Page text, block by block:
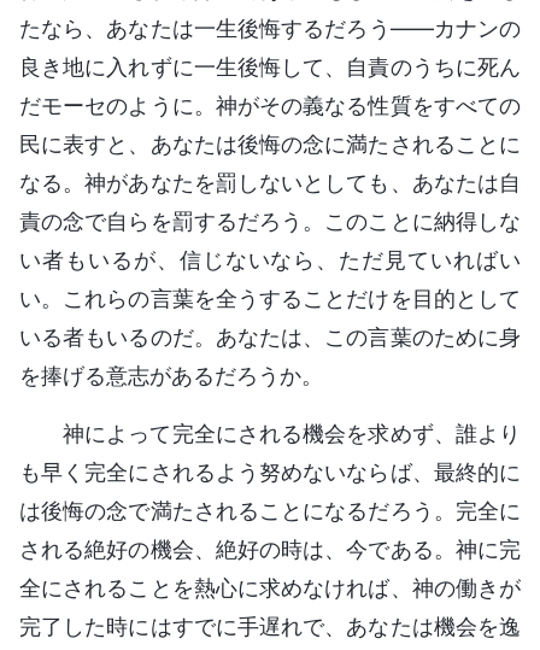
たなら、あなたは一生後悔するだろう——カナンの
良き地に入れずに一生後悔して、自責のうちに死ん
だモーセのように。神がその義なる性質をすべての
民に表すと、あなたは後悔の念に満たされることに
なる。神があなたを罰しないとしても、あなたは自
責の念で自らを罰するだろう。このことに納得しな
い者もいるが、信じないなら、ただ見ていればい
い。これらの言葉を全うすることだけを目的として
いる者もいるのだ。あなたは、この言葉のために身
を捧げる意志があるだろうか。
神によって完全にされる機会を求めず、誰より
も早く完全にされるよう努めないならば、最終的に
は後悔の念で満たされることになるだろう。完全に
される絶好の機会、絶好の時は、今である。神に完
全にされることを熱心に求めなければ、神の働きが
完了した時にはすでに手遅れで、あなたは機会を逸